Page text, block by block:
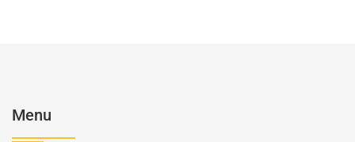
Menu